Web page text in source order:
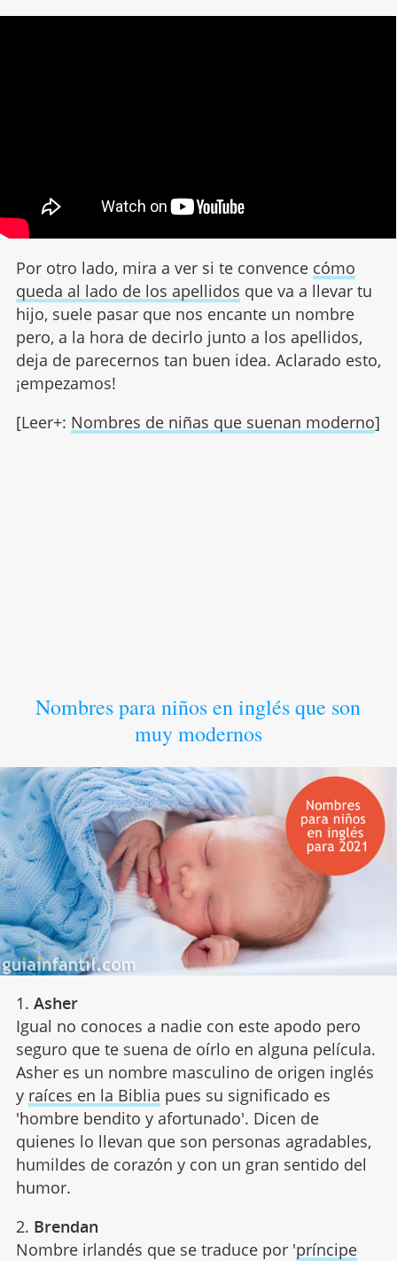
Por otro lado, mira a ver si te convence cómo
queda al lado de los apellidos que va a llevar tu
hijo, suele pasar que nos encante un nombre
pero, a la hora de decirlo junto a los apellidos,
deja de parecernos tan buen idea. Aclarado esto,
¡empezamos!
[Leer+: Nombres de niñas que suenan moderno]
Nombres para niños en inglés que son
muy modernos
1. Asher
Igual no conoces a nadie con este apodo pero
seguro que te suena de oírlo en alguna película.
Asher es un nombre masculino de origen inglés
y raíces en la Biblia pues su significado es
'hombre bendito y afortunado'. Dicen de
quienes lo llevan que son personas agradables,
humildes de corazón y con un gran sentido del
humor.
2. Brendan
Nombre irlandés que se traduce por 'príncipe